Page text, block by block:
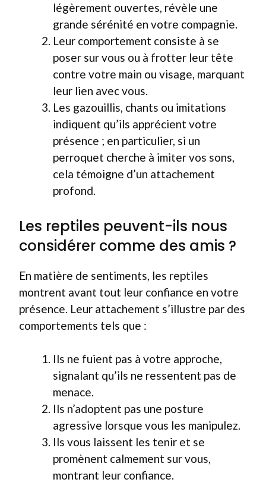
légèrement ouvertes, révèle une
grande sérénité en votre compagnie.
Leur comportement consiste à se
poser sur vous ou à frotter leur tête
contre votre main ou visage, marquant
leur lien avec vous.
Les gazouillis, chants ou imitations
indiquent qu’ils apprécient votre
présence ; en particulier, si un
perroquet cherche à imiter vos sons,
cela témoigne d’un attachement
profond.
Les reptiles peuvent-ils nous
considérer comme des amis ?
En matière de sentiments, les reptiles
montrent avant tout leur confiance en votre
présence. Leur attachement s’illustre par des
comportements tels que :
Ils ne fuient pas à votre approche,
signalant qu’ils ne ressentent pas de
menace.
Ils n’adoptent pas une posture
agressive lorsque vous les manipulez.
Ils vous laissent les tenir et se
promènent calmement sur vous,
montrant leur confiance.